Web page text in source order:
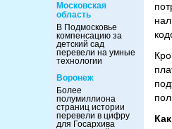
Московская
область
В Подмосковье
компенсацию за
детский сад
перевели на умные
технологии
Воронеж
Более
полумиллиона
страниц истории
перевели в цифру
для Госархива